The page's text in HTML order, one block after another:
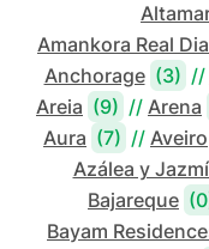
Amankora Real
Anchorage (3) //
Areia (9) // Arena
Aura (7) // Aveiro
Azálea y
Bajareque
Bayam